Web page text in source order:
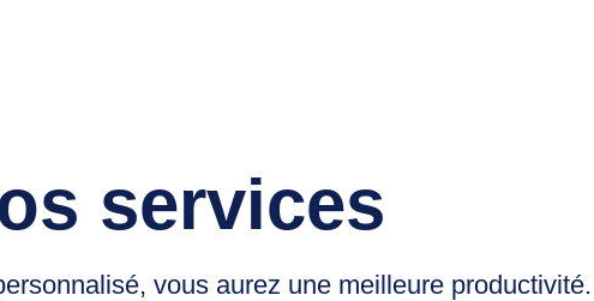
services
vous aurez une meilleure